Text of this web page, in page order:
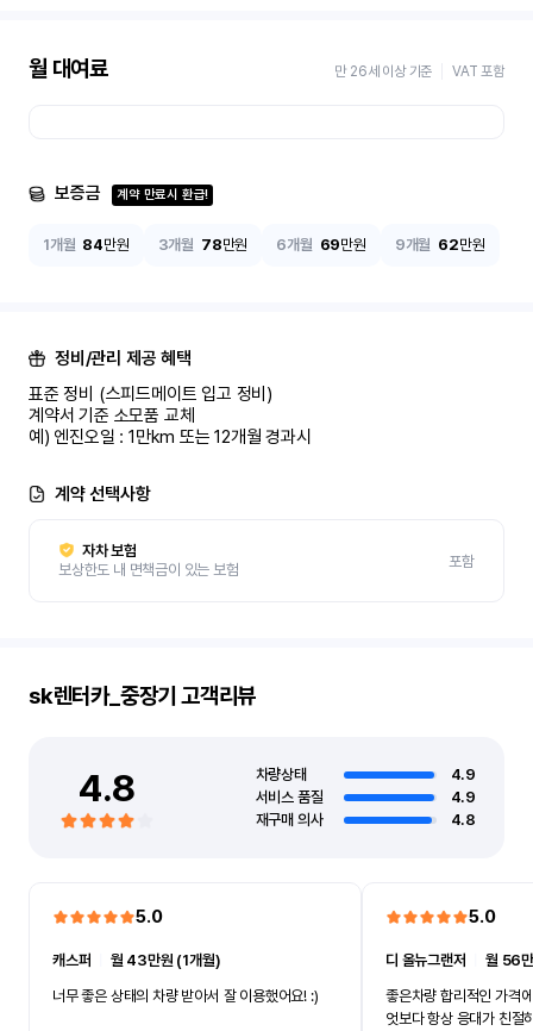
월 대여료 만 26세 이상 기준 VAT 포함
보증금 계약 만료시 환급!
1개월 84만원 3개월 78만원 6개월 69만원 9개월 62만원
정비/관리 제공 혜택
표준 정비 (스피드메이트 입고 정비)
계약서 기준 소모품 교체
예) 엔진오일 : 1만km 또는 12개월 경과시
계약 선택사항
자차 보험
보상한도 내 면책금이 있는 보험
포함
sk렌터카_중장기 고객리뷰
4.8 차량상태
4.9
서비스 품질
4.9
재구매 의사
4.8
5.0
캐스퍼
월 43만원 (1개월)
너무 좋은 상태의 차량 받아서 잘 이용했어요! :)
5.0
디 올뉴그랜저 ㅣ월 56
좋은차량 합리적인 가격
엇보다 항상 응대가 친절